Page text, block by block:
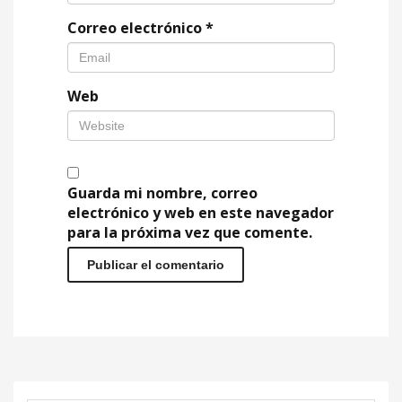
Correo electrónico*
Web
Guarda mi nombre, correo
electrónico y web en este navegador
para la próxima vez que comente.